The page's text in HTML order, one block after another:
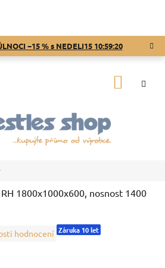
−15 % s NEDELI15 10:59:19
1800x1000x600, nosnost 1400
hodnocení Záruka 10 let